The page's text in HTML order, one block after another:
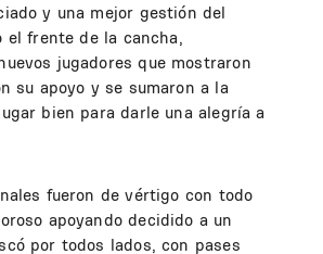
y una mejor gestión del
el frente de la cancha,
jugadores que mostraron
su apoyo y se sumaron a la
bien para darle una alegría a
fueron de vértigo con todo
apoyando decidido a un
por todos lados, con pases